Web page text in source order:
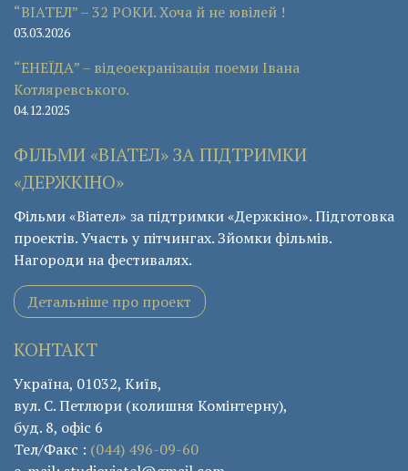
“ВІАТЕЛ” – 32 РОКИ. Хоча й не ювілей !
03.03.2026
“ЕНЕЇДА” – відеоекранізація поеми Івана
Котляревського.
04.12.2025
ФІЛЬМИ «ВІАТЕЛ» ЗА ПІДТРИМКИ
«ДЕРЖКІНО»
Фільми «Віател» за підтримки «Держкіно». Підготовка
проектів. Участь у пітчингах. Зйомки фільмів.
Нагороди на фестивалях.
Детальніше про проект
КОНТАКТ
Україна, 01032, Київ,
вул. С. Петлюри (колишня Комінтерну),
буд. 8, офіс 6
Тел/Факс : (044) 496-09-60